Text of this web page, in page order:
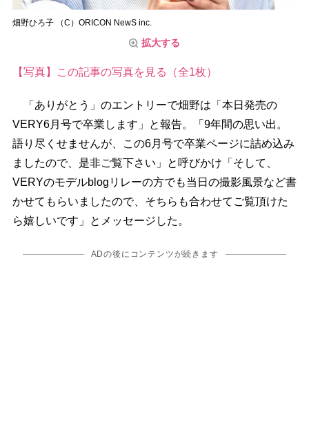
畑野ひろ子 （C）ORICON NewS inc.
拡大する
【写真】この記事の写真を見る（全1枚）
「ありがとう」のエントリーで畑野は「本日発売の
VERY6月号で卒業します」と報告。「9年間の思い出。
語り尽くせませんが、この6月号で卒業ページに詰め込み
ましたので、是非ご覧下さい」と呼びかけ「そして、
VERYのモデルblogリレーの方でも当日の撮影風景など書
かせてもらいましたので、そちらも合わせてご覧頂けた
ら嬉しいです」とメッセージした。
ADの後にコンテンツが続きます